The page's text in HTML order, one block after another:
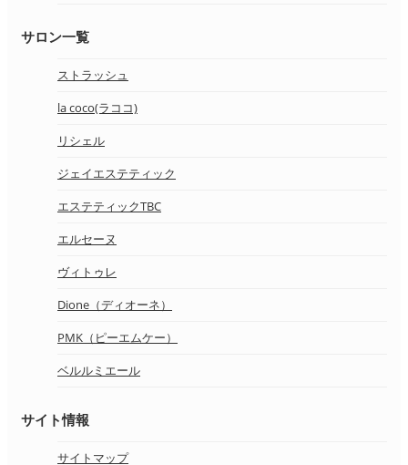
サロン一覧
ストラッシュ
la coco(ラココ)
リシェル
ジェイエステティック
エステティックTBC
エルセーヌ
ヴィトゥレ
Dione（ディオーネ）
PMK（ピーエムケー）
ベルルミエール
サイト情報
サイトマップ